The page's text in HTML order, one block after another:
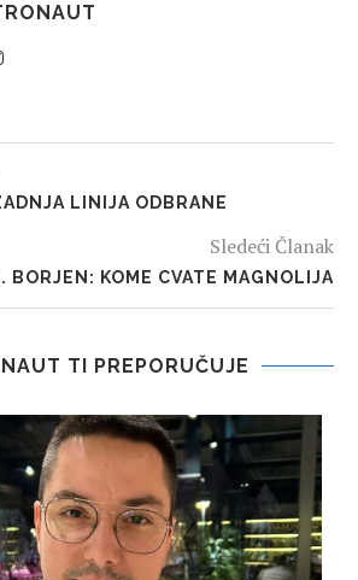
LINIJA ODBRANE
Sledeći Članak
BORJEN: KOME CVATE MAGNOLIJA
TI PREPORUČUJE